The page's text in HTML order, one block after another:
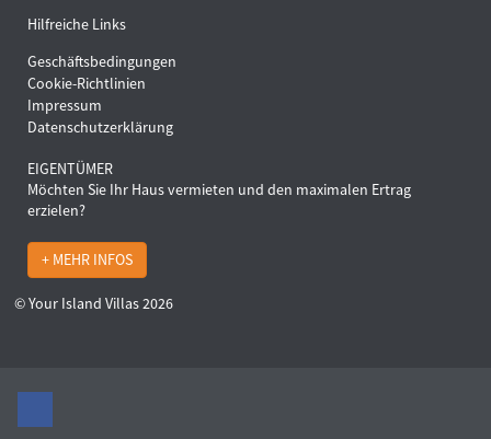
Hilfreiche Links
Geschäftsbedingungen
Cookie-Richtlinien
Impressum
Datenschutzerklärung
EIGENTÜMER
Möchten Sie Ihr Haus vermieten und den maximalen Ertrag
erzielen?
+ MEHR INFOS
© Your Island Villas 2026